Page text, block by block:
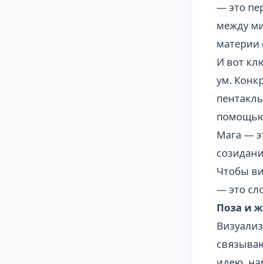
— это
между
материи
И вот
ум.
помощью
Мага —
Чтобы
— это
Поза и